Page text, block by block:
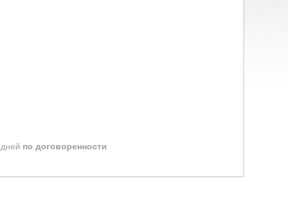
по договоренности